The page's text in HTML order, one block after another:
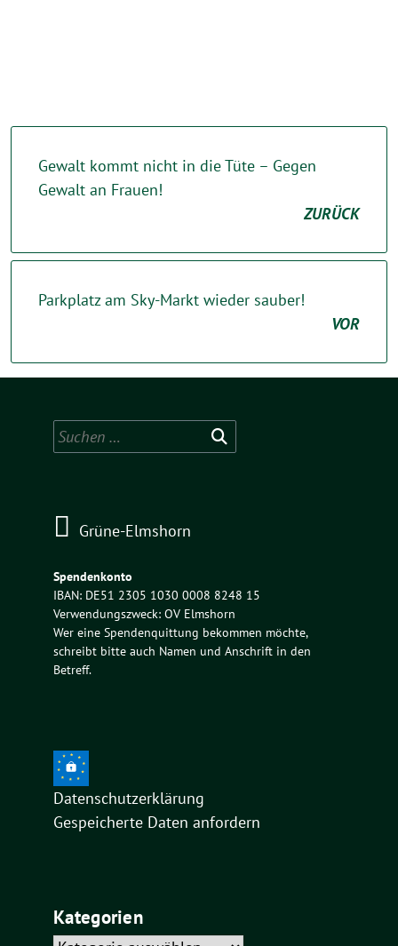
Gewalt kommt nicht in die Tüte – Gegen
Gewalt an Frauen!
ZURÜCK
Parkplatz am Sky-Markt wieder sauber!
VOR
Suchen
nach:
Grüne-Elmshorn
Spendenkonto
IBAN: DE51 2305 1030 0008 8248 15
Verwendungszweck: OV Elmshorn
Wer eine Spendenquittung bekommen möchte,
schreibt bitte auch Namen und Anschrift in den
Betreff.
Datenschutzerklärung
Gespeicherte Daten anfordern
Kategorien